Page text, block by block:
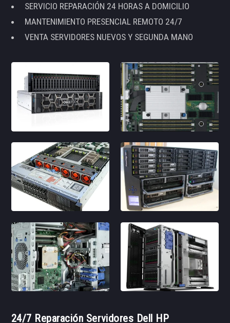
SERVICIO REPARACIÓN 24 HORAS A DOMICILIO
MANTENIMIENTO PRESENCIAL REMOTO 24/7
VENTA SERVIDORES NUEVOS Y SEGUNDA MANO
24/7 Reparación Servidores Dell HP